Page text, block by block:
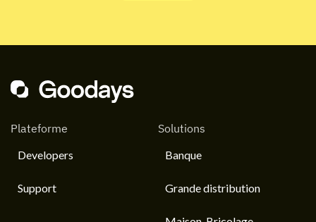
Plateforme
Developers
Support
Solutions
Banque
Grande distribution